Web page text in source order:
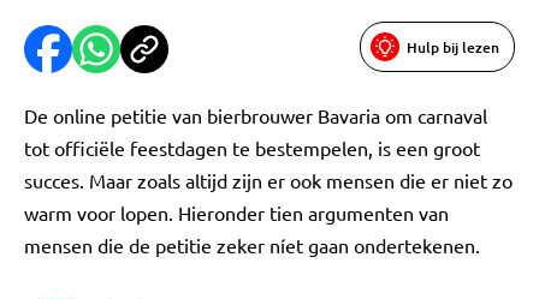
Hulp bij lezen
De online petitie van bierbrouwer Bavaria om carnaval
tot officiële feestdagen te bestempelen, is een groot
succes. Maar zoals altijd zijn er ook mensen die er niet zo
warm voor lopen. Hieronder tien argumenten van
mensen die de petitie zeker níet gaan ondertekenen.